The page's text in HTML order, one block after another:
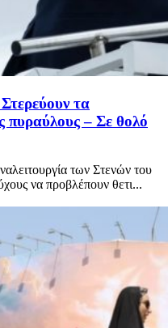
τα
πυραύλους – Σε θολό
των Στενών του
να προβλέπουν θετι...